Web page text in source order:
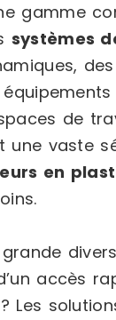
gamme
systèmes
de
une vaste
en
accès
Les